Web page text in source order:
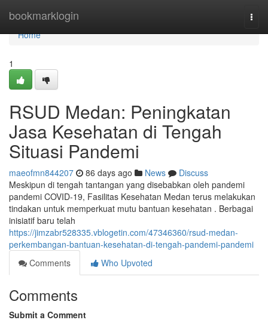
bookmarklogin
Home
Home
1
RSUD Medan: Peningkatan
Jasa Kesehatan di Tengah
Situasi Pandemi
maeofmn844207 86 days ago News
Discuss
Meskipun di tengah tantangan yang disebabkan oleh pandemi
pandemi COVID-19, Fasilitas Kesehatan Medan terus melakukan
tindakan untuk memperkuat mutu bantuan kesehatan . Berbagai
inisiatif baru telah
https://jimzabr528335.vblogetin.com/47346360/rsud-medan-
perkembangan-bantuan-kesehatan-di-tengah-pandemi-pandemi
Comments
Who Upvoted
Comments
Submit a Comment